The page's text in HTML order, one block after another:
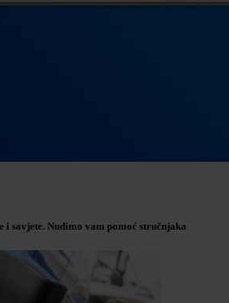
i savjete. Nudimo vam pomoć stručnjaka